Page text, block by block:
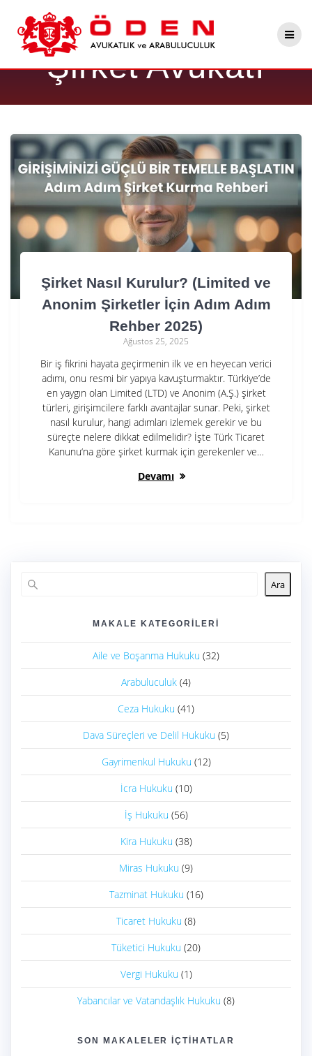
to
content
Etiket: Ankara
Şirket Avukatı
Şirket Nasıl Kurulur? (Limited ve
Anonim Şirketler İçin Adım Adım
Rehber 2025)
Ağustos 25, 2025
Bir iş fikrini hayata geçirmenin ilk ve en heyecan verici
adımı, onu resmi bir yapıya kavuşturmaktır. Türkiye’de
en yaygın olan Limited (LTD) ve Anonim (A.Ş.) şirket
türleri, girişimcilere farklı avantajlar sunar. Peki, şirket
nasıl kurulur, hangi adımları izlemek gerekir ve bu
süreçte nelere dikkat edilmelidir? İşte Türk Ticaret
Kanunu‘na göre şirket kurmak için gerekenler ve…
Devamı
Ara
MAKALE KATEGORILERI
Aile ve Boşanma Hukuku (32)
Arabuluculuk (4)
Ceza Hukuku (41)
Dava Süreçleri ve Delil Hukuku (5)
Gayrimenkul Hukuku (12)
İcra Hukuku (10)
İş Hukuku (56)
Kira Hukuku (38)
Miras Hukuku (9)
Tazminat Hukuku (16)
Ticaret Hukuku (8)
Tüketici Hukuku (20)
Vergi Hukuku (1)
Yabancılar ve Vatandaşlık Hukuku (8)
SON MAKALELER İÇTIHATLAR